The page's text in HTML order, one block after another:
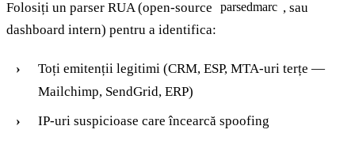
Folosiți un parser RUA (open-source parsedmarc , sau
dashboard intern) pentru a identifica:
Toți emitenții legitimi (CRM, ESP, MTA-uri terțe —
Mailchimp, SendGrid, ERP)
IP-uri suspicioase care încearcă spoofing